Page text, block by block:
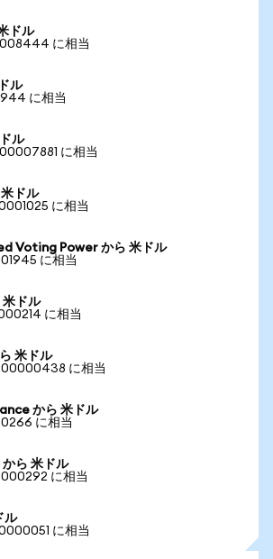
ドル
に相当
ル
に相当
ル
に相当
ドル
に相当
Voting Power から 米ドル
に相当
ドル
に相当
米ドル
に相当
から 米ドル
に相当
ら 米ドル
に相当
ル
に相当